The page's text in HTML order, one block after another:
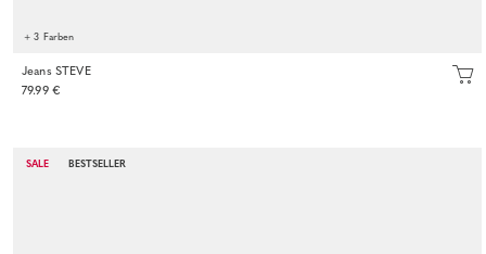
+ 3 Farben
Jeans STEVE
79.99 €
SALE BESTSELLER